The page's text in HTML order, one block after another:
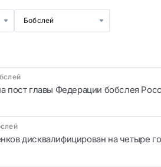
Бобслей
пост главы Федерации бобслея
дисквалифицирован на четыре